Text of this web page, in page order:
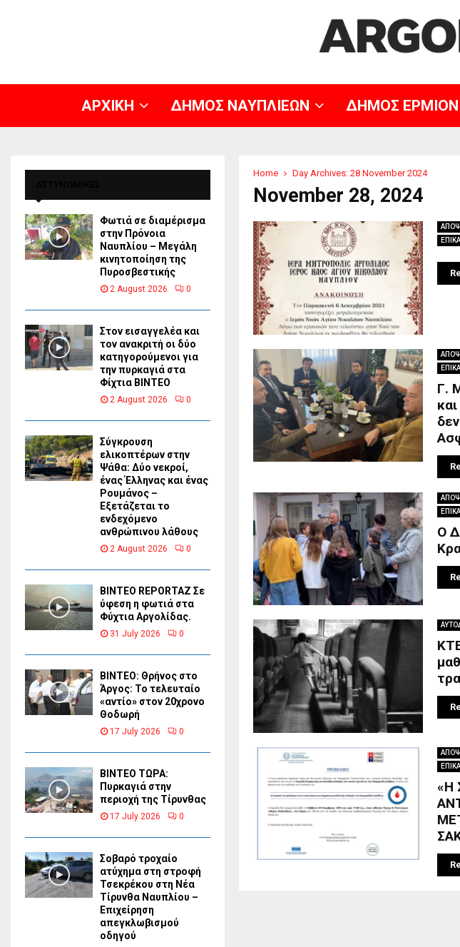
ΑΡΧΙΚΗ ΔΗΜΟΣ ΝΑΥΠΛΙΕΩΝ ΔΗΜΟΣ
Home Day Archives: 28 November 2024
November 28, 2024
Γ.
Ο
«Η
Φωτιά σε διαμέρισμα
στην Πρόνοια
Ναυπλίου – Μεγάλη
κινητοποίηση της
Πυροσβεστικής
2 August 2026 0
Στον εισαγγελέα και
τον ανακριτή οι δύο
κατηγορούμενοι για
την πυρκαγιά στα
Φίχτια ΒΙΝΤΕΟ
2 August 2026 0
Σύγκρουση
ελικοπτέρων στην
Ψάθα: Δύο νεκροί,
ένας Έλληνας και ένας
Ρουμάνος –
Εξετάζεται το
ενδεχόμενο
ανθρώπινου λάθους
2 August 2026 0
BINTEO REPORTAZ Σε
ύφεση η φωτιά στα
Φύχτια Αργολίδας.
31 July 2026 0
ΒΙΝΤΕΟ: Θρήνος στο
Άργος: Το τελευταίο
«αντίο» στον 20χρονο
Θοδωρή
17 July 2026 0
ΒΙΝΤΕΟ ΤΩΡΑ:
Πυρκαγιά στην
περιοχή της Τίρυνθας
17 July 2026 0
Σοβαρό τροχαίο
ατύχημα στη στροφή
Τσεκρέκου στη Νέα
Τίρυνθα Ναυπλίου –
Επιχείρηση
απεγκλωβισμού
οδηγού